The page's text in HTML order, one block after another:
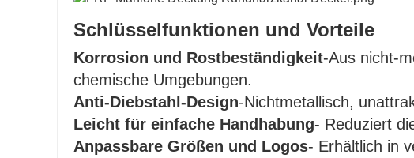
Schlüsselfunktionen und Vorteile
Korrosion und Rostbeständigkeit-Aus nicht-
chemische Umgebungen.
Anti-Diebstahl-Design-Nichtmetallisch,
Leicht für einfache Handhabung- Reduziert
Anpassbare Größen und Logos- Erhältlich in